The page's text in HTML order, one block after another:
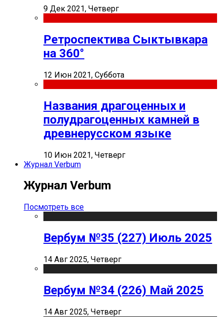
9 Дек 2021, Четверг
Ретроспектива Сыктывкара
на 360°
12 Июн 2021, Суббота
Названия драгоценных и
полудрагоценных камней в
древнерусском языке
10 Июн 2021, Четверг
Журнал Verbum
Журнал Verbum
Посмотреть все
Вербум №35 (227) Июль 2025
14 Авг 2025, Четверг
Вербум №34 (226) Май 2025
14 Авг 2025, Четверг